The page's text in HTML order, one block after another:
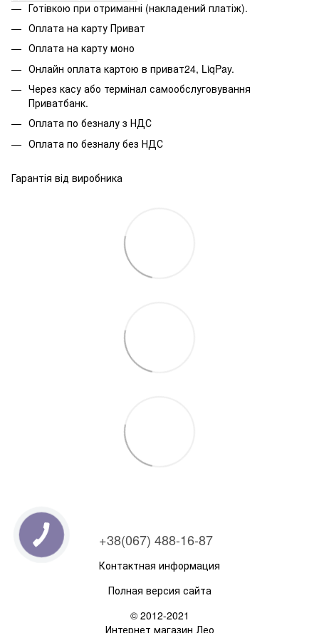
Готівкою при отриманні (накладений платіж).
Оплата на карту Приват
Оплата на карту моно
Онлайн оплата картою в приват24, LiqPay.
Через касу або термінал самообслуговування
Приватбанк.
Оплата по безналу з НДС
Оплата по безналу без НДС
Гарантія від виробника
+38(067) 488-16-87
Контактная информация
Полная версия сайта
© 2012-2021
Интернет магазин Лео